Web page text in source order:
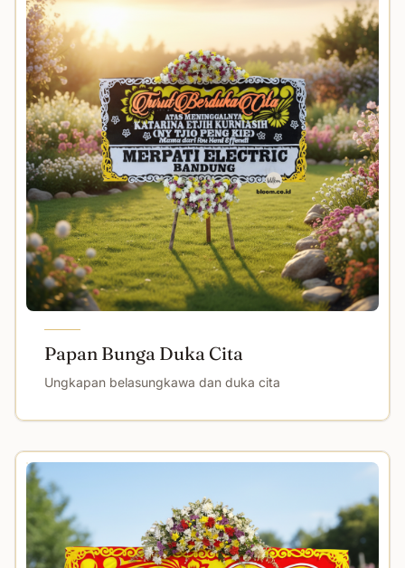
Papan Bunga Duka Cita
Ungkapan belasungkawa dan duka cita